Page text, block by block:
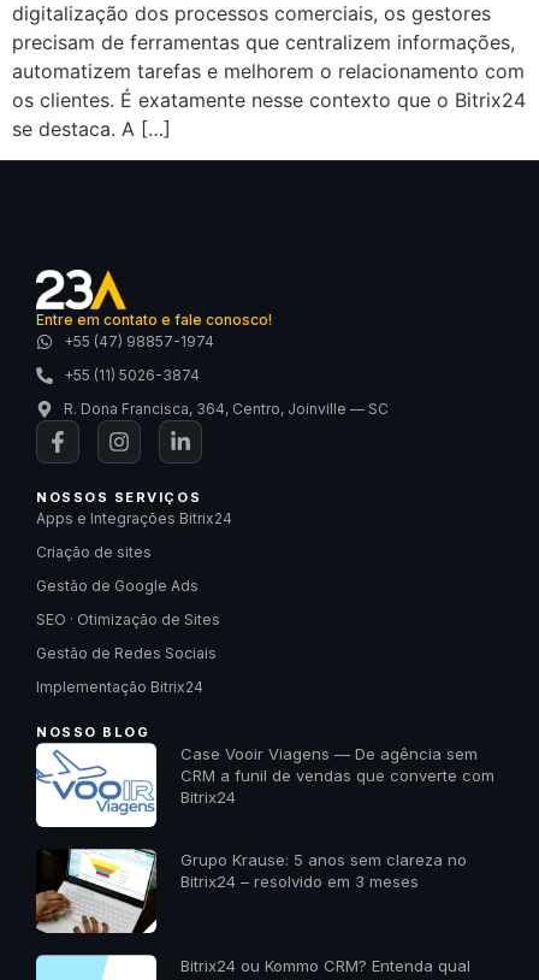
digitalização dos processos comerciais, os gestores
precisam de ferramentas que centralizem informações,
automatizem tarefas e melhorem o relacionamento com
os clientes. É exatamente nesse contexto que o Bitrix24
se destaca. A […]
Entre em contato e fale conosco!
+55 (47) 98857-1974
+55 (11) 5026-3874
R. Dona Francisca, 364, Centro, Joinville — SC
NOSSOS SERVIÇOS
Apps e Integrações Bitrix24
Criação de sites
Gestão de Google Ads
SEO · Otimização de Sites
Gestão de Redes Sociais
Implementação Bitrix24
NOSSO BLOG
Case Vooir Viagens — De agência sem
CRM a funil de vendas que converte com
Bitrix24
Grupo Krause: 5 anos sem clareza no
Bitrix24 – resolvido em 3 meses
Bitrix24 ou Kommo CRM? Entenda qual